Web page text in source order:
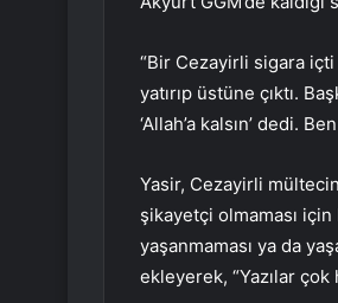
“Bir Cezayirli sigara
yatırıp üstüne çıktı.
‘Allah’a kalsın’ dedi.
Yasir, Cezayirli
şikayetçi olmaması
yaşanmaması ya da
ekleyerek, “Yazılar